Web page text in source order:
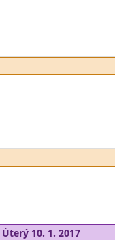
Úterý 10. 1. 2017